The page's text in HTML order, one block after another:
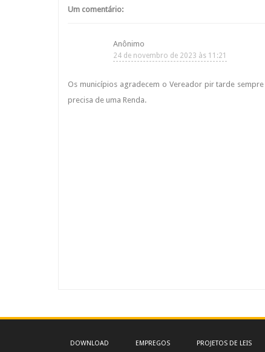
Um comentário:
Anônimo
24 de novembro de 2023 às 11:21
Os municípios agradecem o Vereador pir tarde
precisa de uma Renda.
DOWNLOAD EMPREGOS PROJETOS DE LEIS